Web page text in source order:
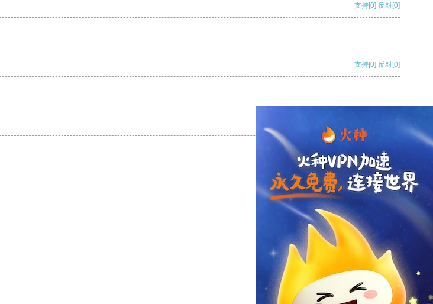
支持[0] 反对[0]
支持[0] 反对[0]
支持 [0] 反对[0]
支持[0] 反对
支持[0] 反对[0]